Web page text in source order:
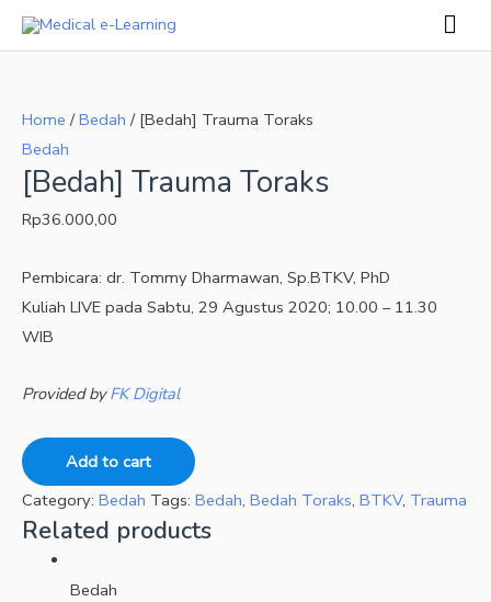
Skip
Home /Bedah / [Bedah] Trauma Toraks
Bedah
[Bedah] Trauma Toraks
Rp36.000,00
Pembicara: dr. Tommy Dharmawan, Sp.BTKV, PhD
Kuliah LIVE pada Sabtu, 29 Agustus 2020; 10.00 – 11.30
WIB
Provided byFK Digital
Toraks
quantity
Add to cart
Category: Bedah Tags: Bedah, Bedah Toraks, BTKV, Trauma
Related products
Bedah